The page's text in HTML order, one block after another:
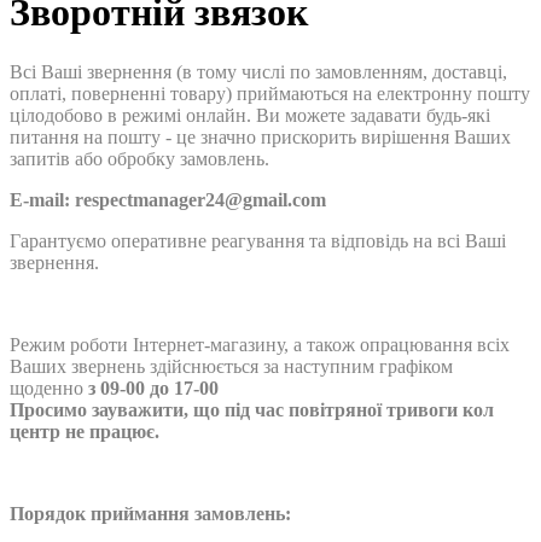
Зворотній звязок
Всі Ваші звернення (в тому числі по замовленням, доставці,
оплаті, поверненні товару) приймаються на електронну пошту
цілодобово в режимі онлайн. Ви можете задавати будь-які
питання на пошту - це значно прискорить вирішення Ваших
запитів або обробку замовлень.
E-mail: respectmanager24@gmail.com
Гарантуємо оперативне реагування та відповідь на всі Ваші
звернення.
Режим роботи Інтернет-магазину, а також опрацювання всіх
Ваших звернень здійснюється за наступним графіком
щоденно з 09-00 до 17-00
Просимо зауважити, що під час повітряної тривоги кол
центр не працює.
Порядок приймання замовлень: